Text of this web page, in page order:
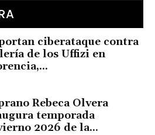
ciberataque contra
de los Uffizi en
Rebeca Olvera
temporada
2026 de la...